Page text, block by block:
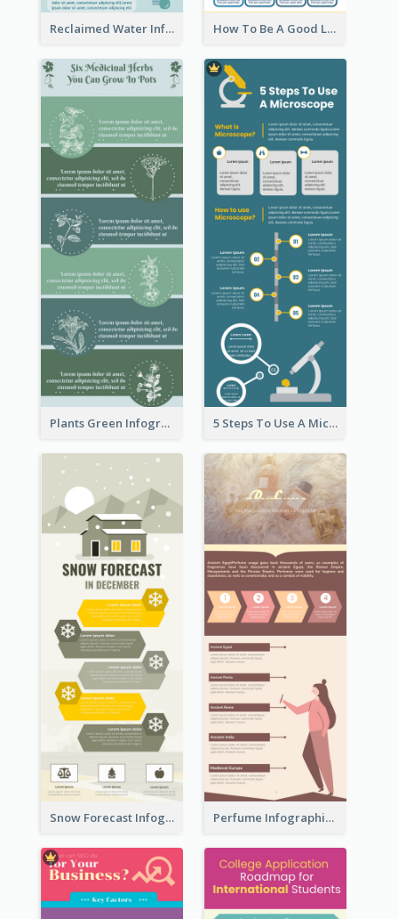
Reclaimed Water Infographic How To Be A Good Leader Infographic
Plants Green Infographic 5 Steps To Use A Microscope Infographic
Snow Forecast Infographic Perfume Infographic